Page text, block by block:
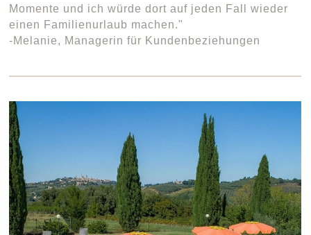
Momente und ich würde dort auf jeden Fall wieder
einen Familienurlaub machen."
-Melanie, Managerin für Kundenbeziehungen